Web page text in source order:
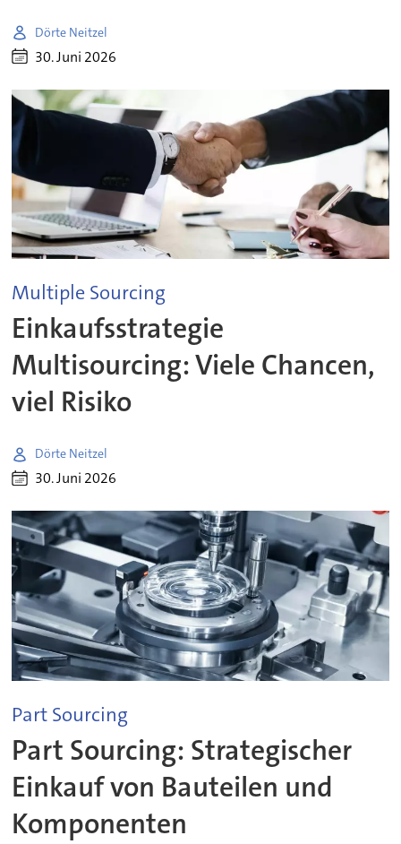
Dörte Neitzel
30. Juni 2026
Multiple Sourcing
Einkaufsstrategie
Multisourcing: Viele Chancen,
viel Risiko
Dörte Neitzel
30. Juni 2026
Part Sourcing
Part Sourcing: Strategischer
Einkauf von Bauteilen und
Komponenten